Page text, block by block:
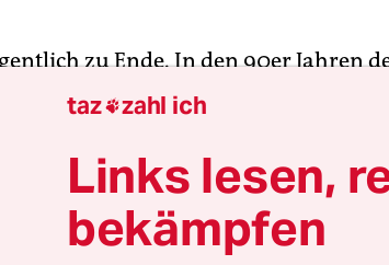
zu Ende. In den 90er Jahren
wurden die letzten großen
die sich von Kiefersfelden aus durch
über steile Asphalt- und
haben zum Brünnsteinhaus,
die hochprozentigen Anstiege im
als ideales Terrain
taz zahl ich
Links lesen,
bekämpfen